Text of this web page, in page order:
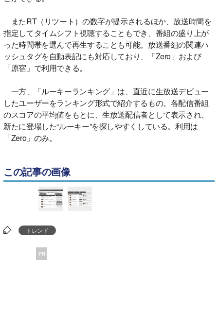
またRT（リツート）の数字が提示されるほか、放送時間を
指定してタイムシフト視聴することもでき、番組の盛り上が
った時間帯を選んで再生することも可能。放送番組の関連ハ
ッシュタグを自動表記にも対応しており、「Zero」および
「原宿」で利用できる。
一方、「ルーキーランキング」は、直近に生放送デビュー
したユーザーをランキング形式で紹介するもの。各配信番組
のスコアの平均値をもとに、生放送配信者として表示され、
新たに登場した“ルーキー”を探しやすくしている。利用は
「Zero」のみ。
この記事の画像
トレンド
PR